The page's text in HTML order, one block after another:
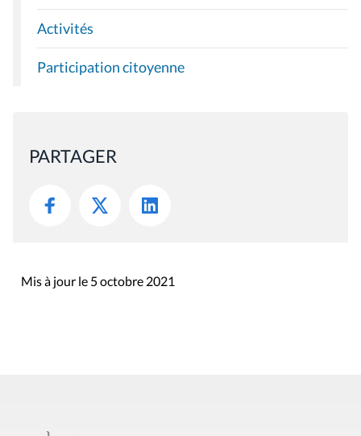
Activités
Participation citoyenne
PARTAGER
Mis à jour le 5 octobre 2021